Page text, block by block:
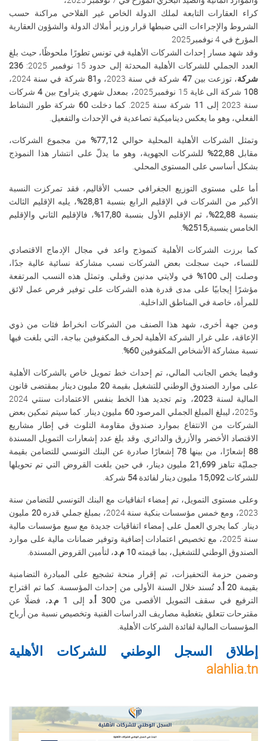
كراء العقارات التابعة لملك الدولة الخاص غير الفلاحي مراكنة حسب
الشروط والإجراءات التي ضبطها قرار وزير أملاك الدولة والشؤون العقارية
المؤرخ في 4 نوفمبر2025
وقد شهد مسار إحداث الشركات الأهلية في تونس تطورًا ملحوظًا، حيث بلغ
العدد الجملي للشركات الأهلية المحدثة إلى حدود 15 نوفمبر 2025:
236
شركة، توزعت بين47 شركة في سنة 2023، و 81 شركة في سنة 2024،
108 شركة الى غاية 15 نوفمبر2025، بمعدل شهري يتراوح بين 4شركات
سنة 2023 إلى
11 شركة سنة 2025. كما دخلت 60
شركة طور النشاط
الفعلي، وهو ما يعكس ديناميكية تصاعدية في الإحداث والتفعيل.
وتمثل الشركات الأهلية المحلية حوالي 77,12
% من مجموع الشركات،
مقابل22,88
% للشركات الجهوية، وهو ما يدلّ على انتشار هذا النموذج
بشكل أساسي على المستوى المحلي.
أما على مستوى التوزيع الجغرافي حسب الأقاليم، فقد تمركزت النسبة
الأكبر من الشركات في الإقليم الرابع بنسبة 28,81
%، يليه الإقليم الثالث
بنسبة22,88
%، ثم الإقليم الأول بنسبة 17,80
%، فالإقليم الثاني والإقليم
الخامس بنسبة,25
15%
.
كما برزت الشركات الأهلية كنموذج واعد في مجال الإدماج الاقتصادي
للنساء، حيث سجلت بعض الشركات نسب مشاركة نسائية عالية جدًا،
وصلت إلى100%
في ولايتي مدنين وقبلي. وتمثل هذه النسب المرتفعة
مؤشرًا إيجابيًا على مدى قدرة هذه الشركات على توفير فرص عمل لائق
للمرأة، خاصة في المناطق الداخلية.
ومن جهة أخرى، شهد هذا الصنف من الشركات انخراط فئات من ذوي
الإعاقة، على غرار الشركة الأهلية لحرف المكفوفين بباجة، التي بلغت فيها
نسبة مشاركة الأشخاص المكفوفين 60
%
.
وفيما يخص الجانب المالي، تم إحداث خط تمويل خاص بالشركات الأهلية
على موارد الصندوق الوطني للتشغيل بقيمة 20 مليون دينار بمقتضى قانون
المالية لسنة2023
، وتم تجديد هذا الخط بنفس الاعتمادات سنتي 2024
و2025، ليبلغ المبلغ الجملي المرصود
60 مليون دينار. كما سيتم تمكين بعض
الشركات من الانتفاع بموارد صندوق مقاومة التلوث في إطار مشاريع
الاقتصاد الأخضر والأزرق والدائري. وقد بلغ عدد إشعارات التمويل المسندة
88 إشعارًا، من بينها 78 إشعارًا صادرة عن البنك التونسي للتضامن بقيمة
جمليّة تناهز 21,699 مليون دينار، في حين بلغت القروض التي تم تحويلها
للشركات 15,092 مليون دينار لفائدة 54 شركة.
وعلى مستوى التمويل، تم إمضاء اتفاقيات مع البنك التونسي للتضامن سنة
2023، ومع خمس مؤسسات بنكية سنة 2024، بمبلغ جملي قدره
20 مليون
دينار. كما يجري العمل على إمضاء اتفاقيات جديدة مع سبع مؤسسات مالية
سنة 2025، مع تخصيص اعتمادات إضافية وتوفير ضمانات مالية على موارد
الصندوق الوطني للتشغيل، بما قيمته 10 م.د ، لتأمين القروض المسندة.
وضمن حزمة التحفيزات، تم إقرار منحة تشجيع على المبادرة التضامنية
بقيمة 20 أ.د
تُسند خلال السنة الأولى من إحداث المؤسسة. كما تم اقتراح
الترفيع في سقف التمويل الأقصى من300 أ.د إلى 1 م.د
، فضلًا عن
مقترحات تتعلق بتغطية مصاريف الدراسات الفنية وتخصيص نسبة من أرباح
المؤسسات المالية لفائدة الشركات الأهلية.
إطلاق السجل الوطني للشركات الأهلية
alahlia.tn